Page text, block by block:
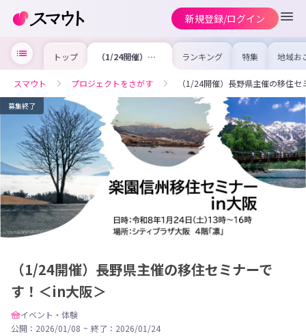
新規登録/ログイン
トップ （1/24開催）長
野県主催の移住セ
大阪＞
ランキング 特集 地域お
の求
を集め
事内容
を比較
合った
けよう
スマウト プロジェクトをさがす （1/24開催）長野県主催の移住
募集終了
（1/24開催）長野県主催の移住セミナーで
す！＜in大阪＞
イベント・体験
公開：2026/01/08 ~ 終了：2026/01/24